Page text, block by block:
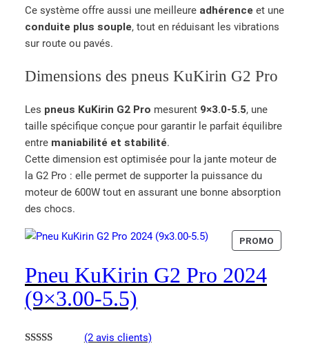
Ce système offre aussi une meilleure adhérence et une
conduite plus souple, tout en réduisant les vibrations
sur route ou pavés.
Dimensions des pneus KuKirin G2 Pro
Les pneus KuKirin G2 Pro mesurent 9×3.0-5.5, une
taille spécifique conçue pour garantir le parfait équilibre
entre maniabilité et stabilité.
Cette dimension est optimisée pour la jante moteur de
la G2 Pro : elle permet de supporter la puissance du
moteur de 600W tout en assurant une bonne absorption
des chocs.
PROMOP
R
Pneu KuKirin G2 Pro 2024
(9×3.00-5.5)
(2 avis clients)